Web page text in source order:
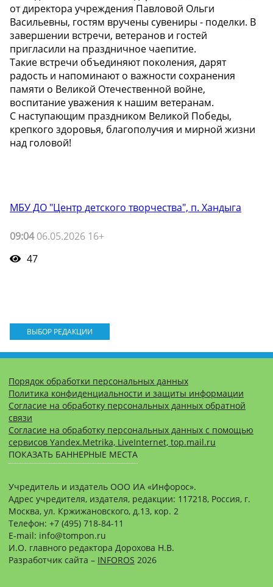
от директора учреждения Павловой Ольги
Васильевны, гостям вручены сувениры - поделки. В
завершении встречи, ветеранов и гостей
пригласили на праздничное чаепитие.
Такие встречи объединяют поколения, дарят
радость и напоминают о важности сохранения
памяти о Великой Отечественной войне,
воспитание уважения к нашим ветеранам.
С наступающим праздником Великой Победы,
крепкого здоровья, благополучия и мирной жизни
над головой!
МБУ ДО "Центр детского творчества", п. Хандыга
09:0406.05.2026 16+
47
ВЫБОР РЕДАКЦИИ
Порядок обработки персональных данных
Политика конфиденциальности и защиты информации
Согласие на обработку персональных данных обратной
связи
Согласие на обработку персональных данных с помощью
сервисов Yandex.Metrika, LiveInternet, top.mail.ru
ПОКАЗАТЬ БАННЕРНЫЕ МЕСТА
Учредитель и издатель ООО ИА «Инфорос».
Адрес учредителя, издателя, редакции: 117218, Россия, г.
Москва, ул. Кржижановского, д.13, кор. 2
Телефон: +7 (495) 718-84-11
E-mail: info@tompon.ru
И.О. главного редактора Дорохова Н.В.
Разработчик сайта – INFOROS 2026